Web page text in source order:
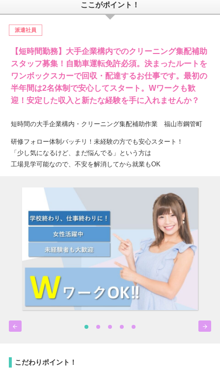
ここがポイント！
派遣社員
【短時間勤務】大手企業構内でのクリーニング集配補助
スタッフ募集！自動車運転免許必須。決まったルートを
ワンボックスカーで回収・配達するお仕事です。最初の
半年間は2名体制で安心してスタート。Wワークも歓
迎！安定した収入と新たな経験を手に入れませんか？
短時間の大手企業構内・クリーニング集配補助作業 福山市鋼管町
研修フォロー体制バッチリ！未経験の方でも安心スタート！
「少し気になるけど、まだ悩んでる」という方は
工場見学可能なので、不安を解消してから就業もOK
 
こだわりポイント！